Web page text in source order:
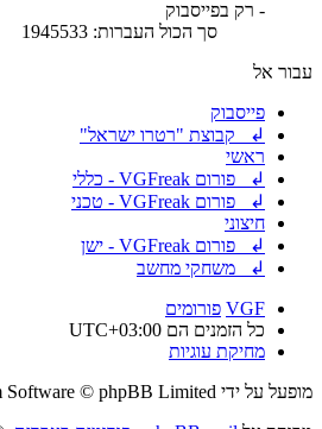
- רק בפייסבוק
סך הכול העברות: 1945533
עבור אל
פייסבוק
↲ קבוצת "רטרו ישראל"
ראשי
↲ פורום VGFreak - כללי
↲ פורום VGFreak - טכני
חיצוני
↲ פורום VGFreak - ישן
↲ משחקי מחשב
VGF פורומים
כל הזמנים הם UTC+03:00
מחיקת עוגיות
מופעל על ידי Software © phpBB Limited